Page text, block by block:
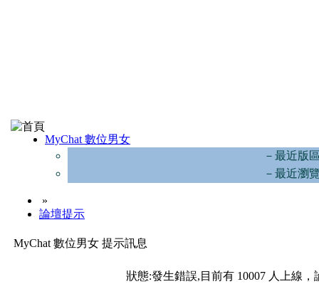
MyChat 數位男女
－最近版
－最近瀏
»
論壇提示
MyChat 數位男女 提示訊息
狀態:發生錯誤,目前有 10007 人上線